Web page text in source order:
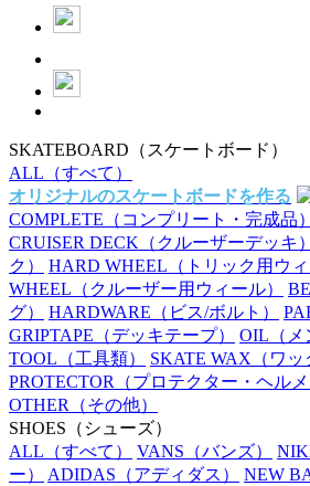
SKATEBOARD （スケートボード）
ALL （すべて）
オリジナルのスケートボードを作る
COMPLETE （コンプリート・完成品）
CRUISER DECK （クルーザーデッキ）
ク）
HARD WHEEL （トリック用ウィ
WHEEL （クルーザー用ウィール）
グ）
HARDWARE （ビス/ボルト）
GRIPTAPE （デッキテープ） OIL （
TOOL （工具類） SKATE WAX （ワッ
PROTECTOR （プロテクター・ヘル
OTHER （その他）
SHOES （シューズ）
ALL （すべて） VANS （バンズ）
ー）
ADIDAS （アディダス） NEW